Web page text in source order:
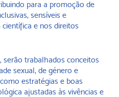
para a promoção de
sensíveis e
e nos direitos
serão trabalhados conceitos
sexual, de género e
estratégias e boas
ajustadas às vivências e